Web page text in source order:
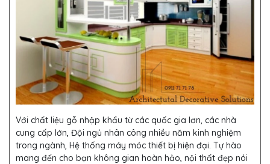
Với chất liệu gỗ nhập khẩu từ các quốc gia lơn, các nhà
cung cấp lớn, Đội ngủ nhân công nhiều năm kinh nghiệm
trong ngành, Hệ thống máy móc thiết bị hiện đại. Tự hào
mang đến cho bạn không gian hoàn hảo, nội thất đẹp nói